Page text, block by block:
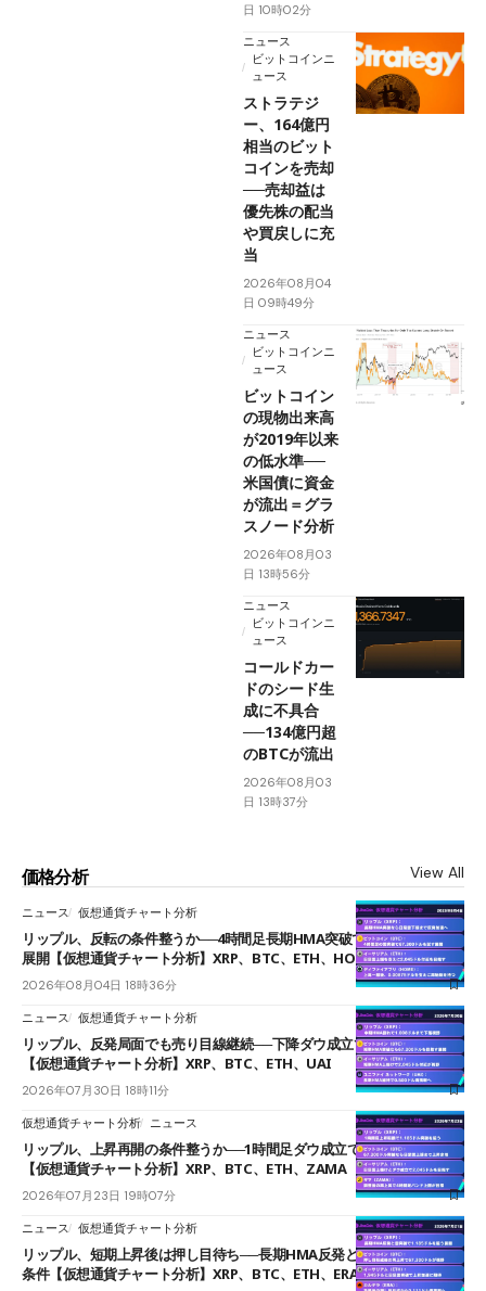
日 10時02分
ニュース
ビットコインニ
ュース
ストラテジ
ー、164億円
相当のビット
コインを売却
──売却益は
優先株の配当
や買戻しに充
当
2026年08月04
日 09時49分
ニュース
ビットコインニ
ュース
ビットコイン
の現物出来高
が2019年以来
の低水準──
米国債に資金
が流出＝グラ
スノード分析
2026年08月03
日 13時56分
ニュース
ビットコインニ
ュース
コールドカー
ドのシード生
成に不具合
──134億円超
のBTCが流出
2026年08月03
日 13時37分
価格分析 View All
ニュース 仮想通貨チャート分析
リップル、反転の条件整うか──4時間足長期HMA突破で雲下端を目指す
展開【仮想通貨チャート分析】XRP、BTC、ETH、HOME
2026年08月04日 18時36分
ニュース 仮想通貨チャート分析
リップル、反発局面でも売り目線継続──下降ダウ成立で下値追う展開
【仮想通貨チャート分析】XRP、BTC、ETH、UAI
2026年07月30日 18時11分
仮想通貨チャート分析 ニュース
リップル、上昇再開の条件整うか──1時間足ダウ成立で1.185ドルを狙う
【仮想通貨チャート分析】XRP、BTC、ETH、ZAMA
2026年07月23日 19時07分
ニュース 仮想通貨チャート分析
リップル、短期上昇後は押し目待ち──長期HMA反発と雲上抜けが買い
条件【仮想通貨チャート分析】XRP、BTC、ETH、ERA